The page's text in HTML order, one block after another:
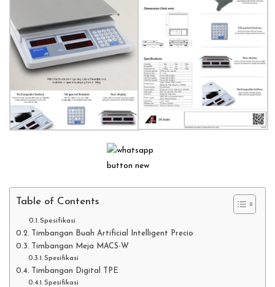
Table of Contents
Spesifikasi
Timbangan Buah Artificial Intelligent Precio
Timbangan Meja MACS-W
Spesifikasi
Timbangan Digital TPE
Spesifikasi